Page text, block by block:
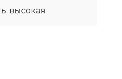
высокая